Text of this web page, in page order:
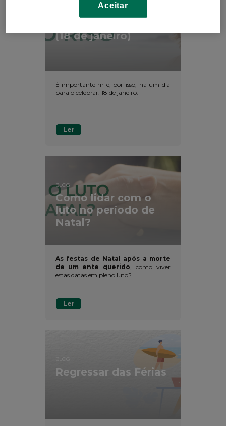
(18 de janeiro)
É importante rir e, por isso, há um dia
para o celebrar: 18 de janeiro.
Ler
BLOG
Como lidar com o
luto no período de
Natal?
As festas de Natal após a morte
de um ente querido, como viver
estas datas em pleno luto?
Ler
BLOG
Regressar das Férias
Aceitar